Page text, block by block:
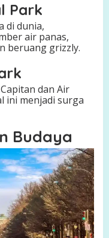
Park
di dunia,
air panas,
beruang grizzly.
dan Air
ini menjadi surga
Budaya